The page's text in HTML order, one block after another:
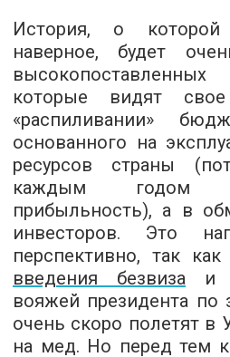
История, о
наверное, будет
которые видят
«распиливании»
основанного на
ресурсов страны
каждым годом
прибыльность), а в
инвесторов. Это
перспективно, так
введения безвиза и
вояжей президента по
очень скоро полетят в
на мед. Но перед тем